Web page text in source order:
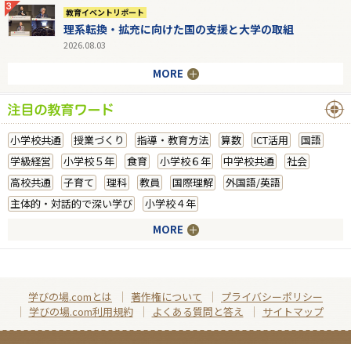
教育イベントリポート
理系転換・拡充に向けた国の支援と大学の取組
2026.08.03
MORE
小学校共通 授業づくり 指導・教育方法 算数 ICT活用
国語
学級経営
小学校５年 食育 小学校６年 中学校共通
社会
高校共通
子育て 理科 教員 国際理解
外国語/英語
主体的・対話的で深い学び
小学校４年
MORE
学びの場.comとは 著作権について
プライバシーポリシー
学びの場.com利用規約
よくある質問と答え サイトマップ